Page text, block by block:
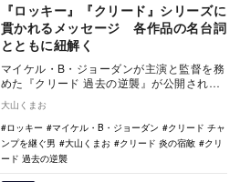
『ロッキー』『クリード』シリーズに
貫かれるメッセージ 各作品の名台詞
とともに紐解く
マイケル・B・ジョーダンが主演と監督を務
めた『クリード 過去の逆襲』が公開され
主演の伝説的…
大山くまお
ロッキー
マイケル・B・ジョーダン
クリード チャ
ンプを継ぐ男
大山くまお クリード 炎の宿敵
クリ
ード 過去の逆襲